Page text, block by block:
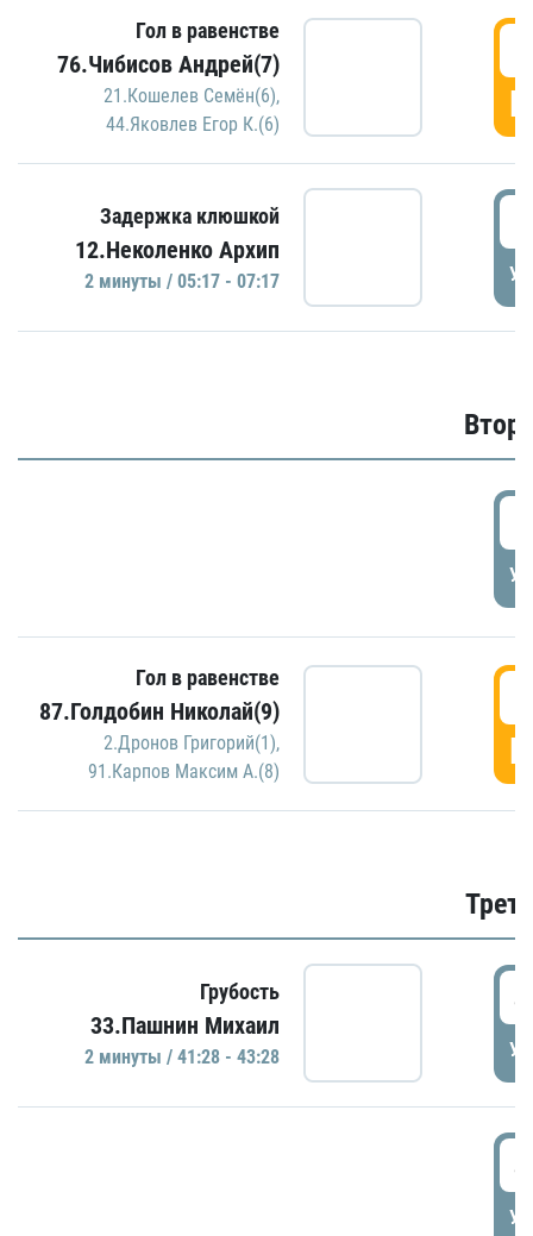
Гол в равенстве
76.Чибисов Андрей(7)
21.Кошелев Семён(6),
44.Яковлев Егор К.(6)
Задержка клюшкой
12.Неколенко Архип
2 минуты / 05:17 - 07:17
Гол в равенстве
87.Голдобин Николай(9)
2.Дронов Григорий(1),
91.Карпов Максим А.(8)
Грубость
33.Пашнин Михаил
2 минуты / 41:28 - 43:28